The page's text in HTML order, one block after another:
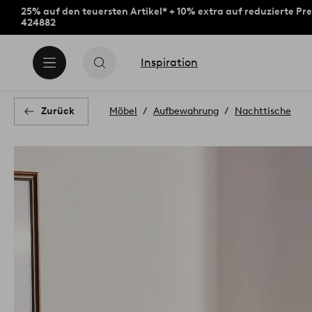
25% auf den teuersten Artikel* + 10% extra auf reduzierte
424882
Inspiration
Zurück Möbel Aufbewahrung Nachttische